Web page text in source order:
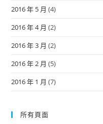
2016 年 5 月 (4)
2016 年 4 月 (2)
2016 年 3 月 (2)
2016 年 2 月 (5)
2016 年 1 月 (7)
所有頁面